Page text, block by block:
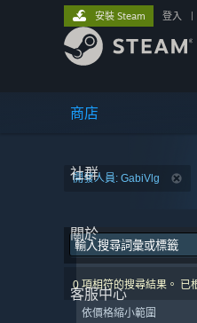
商店
社群
關於
客服中心
安裝 Steam 登入
開發人員: GabiVlg
0 項相符的搜尋結果。 已
依價格縮小範圍